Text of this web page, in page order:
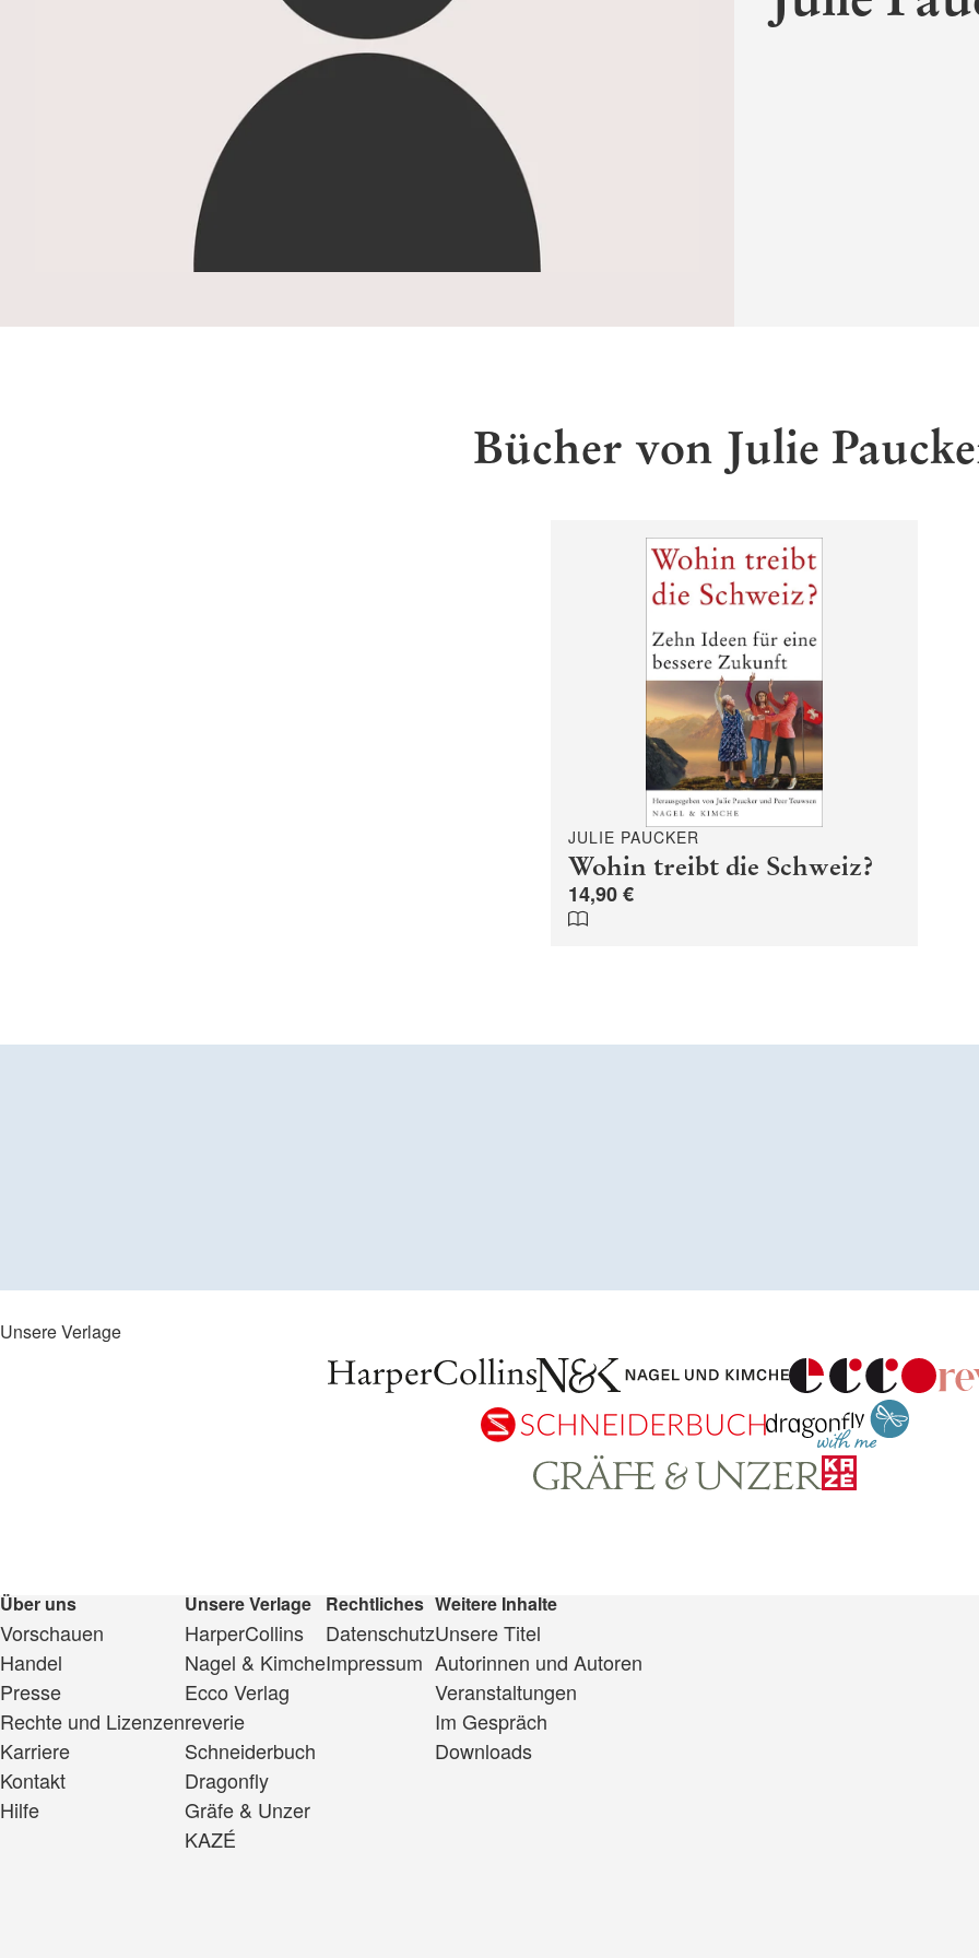
Bücher von Julie
JULIE PAUCKER
Wohin treibt die Schweiz?
14,90 €
Unsere Verlage
Über uns
Vorschauen
Handel
Presse
Rechte und Lizenzen
Karriere
Kontakt
Hilfe
Unsere Verlage
HarperCollins
Nagel & Kimche
Ecco Verlag
reverie
Schneiderbuch
Dragonfly
Gräfe & Unzer
KAZÉ
Rechtliches
Datenschutz
Impressum
Weitere Inhalte
Unsere Titel
Autorinnen und Autoren
Veranstaltungen
Im Gespräch
Downloads